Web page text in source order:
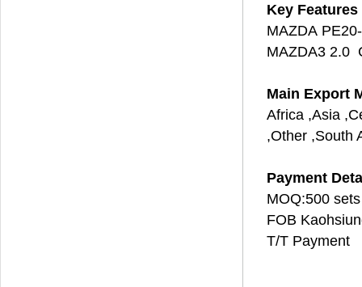
Key Features
MAZDA
MAZDA3 2.0
Main Export
Africa ,Asia
,Other ,South
Payment
MOQ:500 sets
FOB
T/T Payment